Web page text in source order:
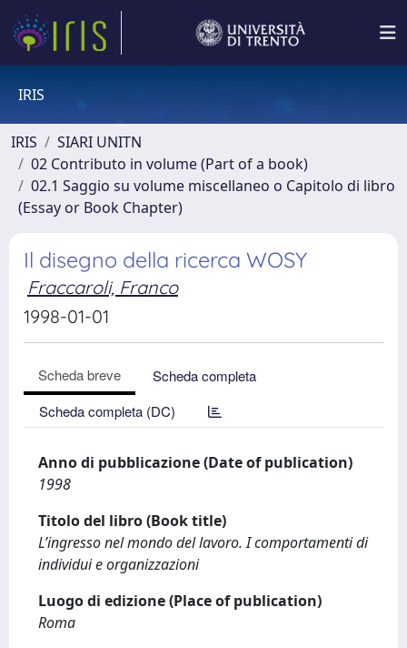
IRIS
IRIS
SIARI UNITN
02 Contributo in volume (Part of a book)
02.1 Saggio su volume miscellaneo o Capitolo di libro
(Essay or Book Chapter)
Il disegno della ricerca WOSY
Fraccaroli, Franco
1998-01-01
Scheda breve
Scheda completa
Scheda completa (DC)
Anno di pubblicazione (Date of publication)
1998
Titolo del libro (Book title)
L’ingresso nel mondo del lavoro. I comportamenti di
individui e organizzazioni
Luogo di edizione (Place of publication)
Roma